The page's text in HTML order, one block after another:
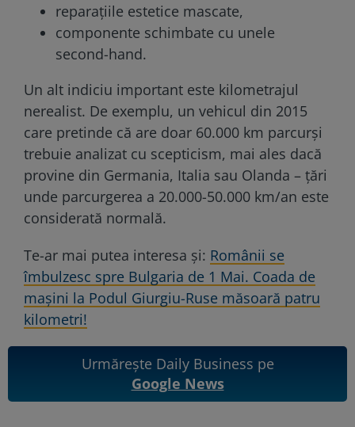
reparațiile estetice mascate,
componente schimbate cu unele
second-hand.
Un alt indiciu important este kilometrajul
nerealist. De exemplu, un vehicul din 2015
care pretinde că are doar 60.000 km parcurși
trebuie analizat cu scepticism, mai ales dacă
provine din Germania, Italia sau Olanda – țări
unde parcurgerea a 20.000-50.000 km/an este
considerată normală.
Te-ar mai putea interesa și: Românii se
îmbulzesc spre Bulgaria de 1 Mai. Coada de
mașini la Podul Giurgiu-Ruse măsoară patru
kilometri!
Urmărește Daily Business pe
Google News